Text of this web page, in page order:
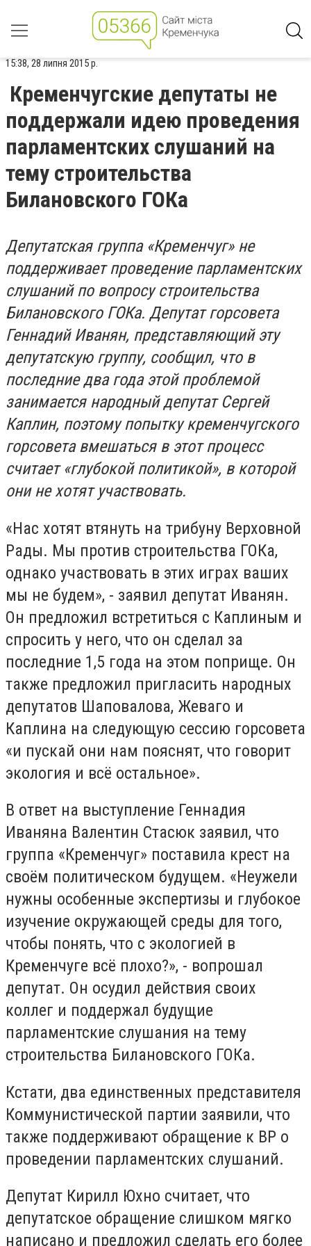
15:38, 28 липня 2015 р.
Кременчугские депутаты не
поддержали идею проведения
парламентских слушаний на
тему строительства
Билановского ГОКа
Депутатская группа «Кременчуг» не
поддерживает проведение парламентских
слушаний по вопросу строительства
Билановского ГОКа. Депутат горсовета
Геннадий Иванян, представляющий эту
депутатскую группу, сообщил, что в
последние два года этой проблемой
занимается народный депутат Сергей
Каплин, поэтому попытку кременчугского
горсовета вмешаться в этот процесс
считает «глубокой политикой», в которой
они не хотят участвовать.
«Нас хотят втянуть на трибуну Верховной
Рады. Мы против строительства ГОКа,
однако участвовать в этих играх ваших
мы не будем», - заявил депутат Иванян.
Он предложил встретиться с Каплиным и
спросить у него, что он сделал за
последние 1,5 года на этом поприще. Он
также предложил пригласить народных
депутатов Шаповалова, Жеваго и
Каплина на следующую сессию горсовета
«и пускай они нам пояснят, что говорит
экология и всё остальное».
В ответ на выступление Геннадия
Иваняна Валентин Стасюк заявил, что
группа «Кременчуг» поставила крест на
своём политическом будущем. «Неужели
нужны особенные экспертизы и глубокое
изучение окружающей среды для того,
чтобы понять, что с экологией в
Кременчуге всё плохо?», - вопрошал
депутат. Он осудил действия своих
коллег и поддержал будущие
парламентские слушания на тему
строительства Билановского ГОКа.
Кстати, два единственных представителя
Коммунистической партии заявили, что
также поддерживают обращение к ВР о
проведении парламентских слушаний.
Депутат Кирилл Юхно считает, что
депутатское обращение слишком мягко
написано и предложил сделать его более